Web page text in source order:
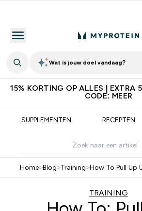
Wat is jouw doel vandaag?
15% KORTING OP ALLES | EXTRA
CODE: MEER
SUPPLEMENTEN RECEPTEN
Home>Blog>Training>How To Pull Up
TRAINING